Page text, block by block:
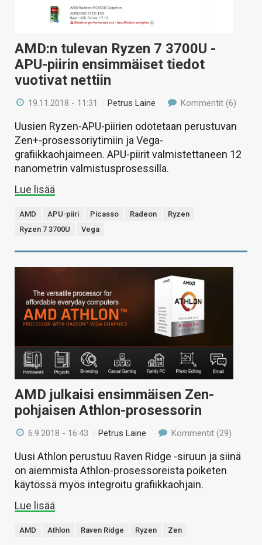
AMD:n tulevan Ryzen 7 3700U -
APU-piirin ensimmäiset tiedot
vuotivat nettiin
19.11.2018 - 11:31 / Petrus Laine Kommentit (6)
Uusien Ryzen-APU-piirien odotetaan perustuvan
Zen+-prosessoriytimiin ja Vega-
grafiikkaohjaimeen. APU-piirit valmistettaneen 12
nanometrin valmistusprosessilla.
Lue lisää
AMD APU-piiri Picasso Radeon
Ryzen
Ryzen 7 3700U
Vega
AMD julkaisi ensimmäisen Zen-
pohjaisen Athlon-prosessorin
6.9.2018 - 16:43 /Petrus Laine Kommentit (29)
Uusi Athlon perustuu Raven Ridge -siruun ja siinä
on aiemmista Athlon-prosessoreista poiketen
käytössä myös integroitu grafiikkaohjain.
Lue lisää
AMD Athlon Raven Ridge Ryzen Zen